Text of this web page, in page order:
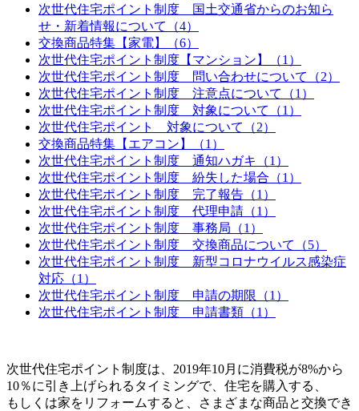
次世代住宅ポイント制度 国土交通省からのお知ら
せ・新着情報について（4）
交換商品特集【家電】（6）
次世代住宅ポイント制度【マンション】（1）
次世代住宅ポイント制度 問い合わせについて（2）
次世代住宅ポイント制度 注意点について（1）
次世代住宅ポイント制度 対象について（1）
次世代住宅ポイント 対象について（2）
交換商品特集【エアコン】（1）
次世代住宅ポイント制度 通知ハガキ（1）
次世代住宅ポイント制度 紛失した場合（1）
次世代住宅ポイント制度 完了報告（1）
次世代住宅ポイント制度 代理申請（1）
次世代住宅ポイント制度 事務局（1）
次世代住宅ポイント制度 交換商品について（5）
次世代住宅ポイント制度 新型コロナウイルス感染症
対応（1）
次世代住宅ポイント制度 申請の期限（1）
次世代住宅ポイント制度 申請書類（1）
次世代住宅ポイント制度は、2019年10月に消費税が8%から
10％に引き上げられるタイミングで、住宅を購入する、
もしくは家をリフォームすると、さまざまな商品と交換でき